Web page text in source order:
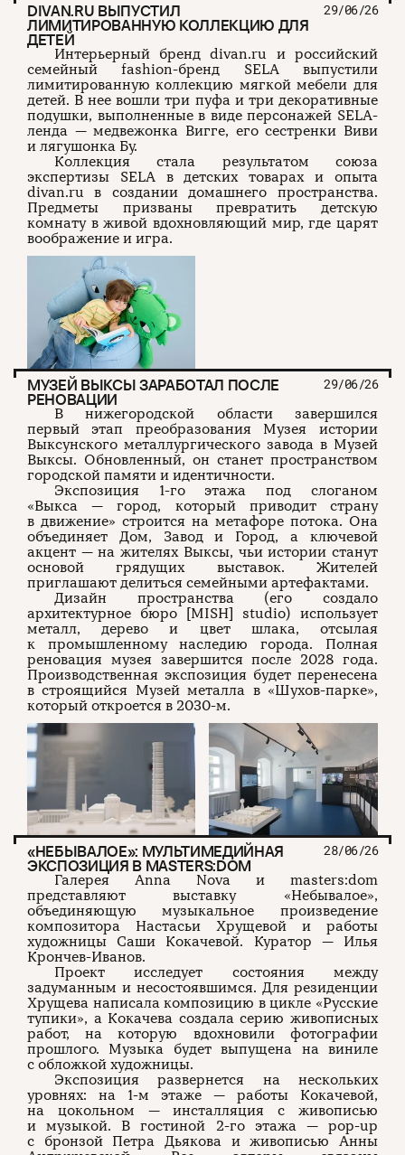
DIVAN.RU ВЫПУСТИЛ
ЛИМИТИРОВАННУЮ КОЛЛЕКЦИЮ ДЛЯ
ДЕТЕЙ
29/06/26
Интерьерный бренд divan.ru и российский
семейный fashion-бренд SELA выпустили
лимитированную коллекцию мягкой мебели для
детей. В нее вошли три пуфа и три декоративные
подушки, выполненные в виде персонажей SELA-
ленда — медвежонка Вигге, его сестренки Виви
и лягушонка Бу.
Коллекция стала результатом союза
экспертизы SELA в детских товарах и опыта
divan.ru в создании домашнего пространства.
Предметы призваны превратить детскую
комнату в живой вдохновляющий мир, где царят
воображение и игра.
МУЗЕЙ ВЫКСЫ ЗАРАБОТАЛ ПОСЛЕ
РЕНОВАЦИИ
29/06/26
В нижегородской области завершился
первый этап преобразования Музея истории
Выксунского металлургического завода в Музей
Выксы. Обновленный, он станет пространством
городской памяти и идентичности.
Экспозиция 1-го этажа под слоганом
«Выкса — город, который приводит страну
в движение» строится на метафоре потока. Она
объединяет Дом, Завод и Город, а ключевой
акцент — на жителях Выксы, чьи истории станут
основой грядущих выставок. Жителей
приглашают делиться семейными артефактами.
Дизайн пространства (его создало
архитектурное бюро [MISH] studio) использует
металл, дерево и цвет шлака, отсылая
к промышленному наследию города. Полная
реновация музея завершится после 2028 года.
Производственная экспозиция будет перенесена
в строящийся Музей металла в «Шухов-парке»,
который откроется в 2030-м.
«НЕБЫВАЛОЕ»: МУЛЬТИМЕДИЙНАЯ
ЭКСПОЗИЦИЯ В MASTERS:DOM
28/06/26
Галерея Anna Nova и masters:dom
представляют выставку «Небывалое»,
объединяющую музыкальное произведение
композитора Настасьи Хрущевой и работы
художницы Саши Кокачевой. Куратор — Илья
Крончев-Иванов.
Проект исследует состояния между
задуманным и несостоявшимся. Для резиденции
Хрущева написала композицию в цикле «Русские
тупики», а Кокачева создала серию живописных
работ, на которую вдохновили фотографии
прошлого. Музыка будет выпущена на виниле
с обложкой художницы.
Экспозиция развернется на нескольких
уровнях: на 1-м этаже — работы Кокачевой,
на цокольном — инсталляция с живописью
и музыкой. В гостиной 2-го этажа — pop-up
с бронзой Петра Дьякова и живописью Анны